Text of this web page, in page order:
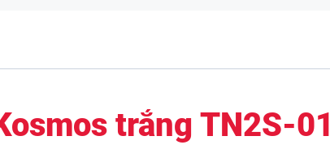
trắng TN2S-01